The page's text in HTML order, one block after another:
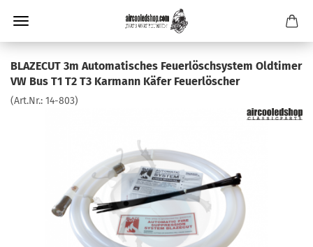
BLAZECUT 3m Automatisches Feuerlöschsystem Oldtimer
VW Bus T1 T2 T3 Karmann Käfer Feuerlöscher
(Art.Nr.: 14-803)